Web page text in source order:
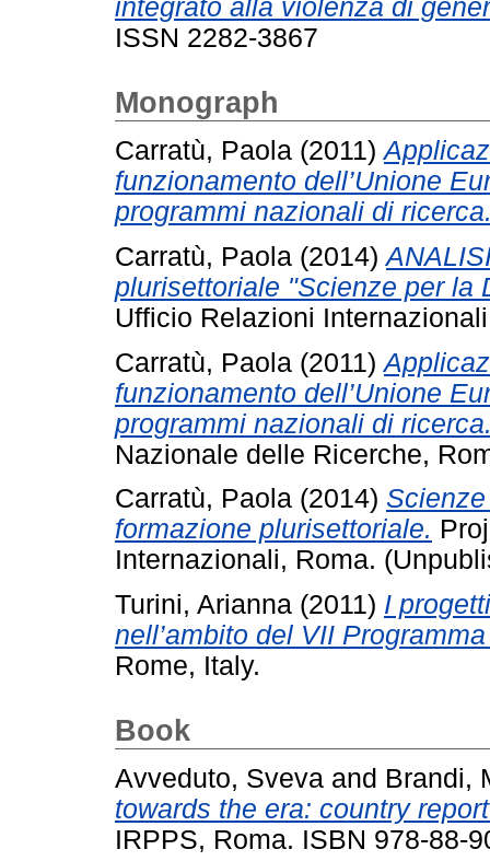
integrato alla violenza di
ISSN 2282-3867
Monograph
Carratù, Paola (2011)
funzionamento dell’Unione
programmi nazionali di
Carratù, Paola (2014)
plurisettoriale "Scienze per la
Ufficio Relazioni
Carratù, Paola (2011)
funzionamento dell’Unione
programmi nazionali di
Nazionale delle Ricerche,
Carratù, Paola (2014)
formazione plurisettoriale.
Internazionali, Roma.
Turini, Arianna (2011) I
nell’ambito del VII
Rome, Italy.
Book
Avveduto, Sveva and Brandi,
towards the era: country
IRPPS, Roma. ISBN 978-88-